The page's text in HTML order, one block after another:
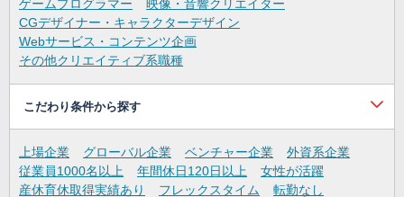
ゲームプログラマー
映像・音響クリエイター
CGデザイナー・キャラクターデザイン
Webサービス・コンテンツ企画
その他クリエイティブ系職種
こだわり条件から探す
上場企業 グローバル企業 ベンチャー企業
外資系企業
従業員1000名以上
年間休日120日以上
女性が活躍
産休育休取得実績あり
フレックスタイム
転勤なし